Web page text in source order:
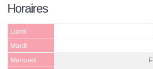
Horaires
Lundi
Mardi
Mercredi